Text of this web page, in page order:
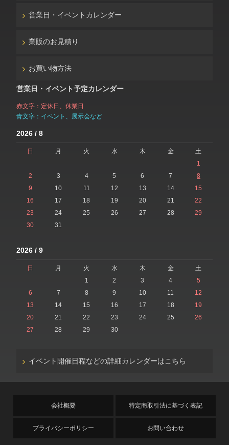
営業日・イベントカレンダー
業販のお見積り
お買い物方法
営業日・イベント予定カレンダー
赤文字：定休日、休業日
青文字：イベント、展示会など
2026 / 8
日 月 火 水 木 金
土
1
2
3 4 5 6 7
8
9
10 11 12 13 14
15
16
17 18 19 20 21
22
23
24 25 26 27 28
29
30
31
2026 / 9
日 月 火 水 木 金
土
1
2 3 4
5
6
7 8 9 10 11
12
13
14 15 16 17 18
19
20
21 22 23 24 25
26
27
28 29 30
イベント開催日程などの詳細カレンダーはこちら
会社概要 特定商取引法に基づく表記
プライバシーポリシー お問い合わせ